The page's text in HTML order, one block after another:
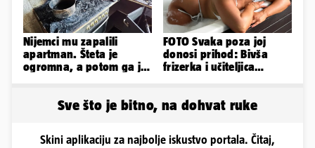
Nijemci mu zapalili
apartman. Šteta je
ogromna, a potom ga je
FOTO Svaka poza joj
donosi prihod: Bivša
frizerka i učiteljica
Sve što je bitno, na dohvat ruke
Skini aplikaciju za najbolje iskustvo portala. Čitaj,